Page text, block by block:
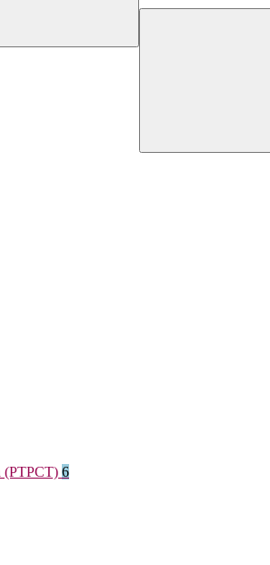
(PTPCT) 6